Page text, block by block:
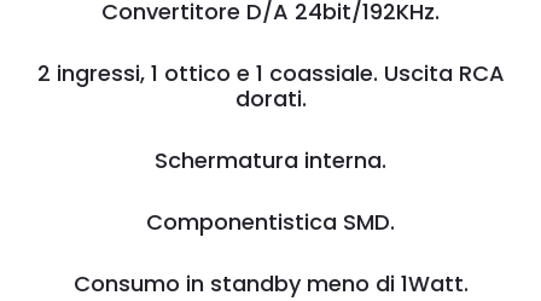
Convertitore D/A 24bit/192KHz.
2 ingressi, 1 ottico e 1 coassiale. Uscita RCA
dorati.
Schermatura interna.
Componentistica SMD.
Consumo in standby meno di 1Watt.